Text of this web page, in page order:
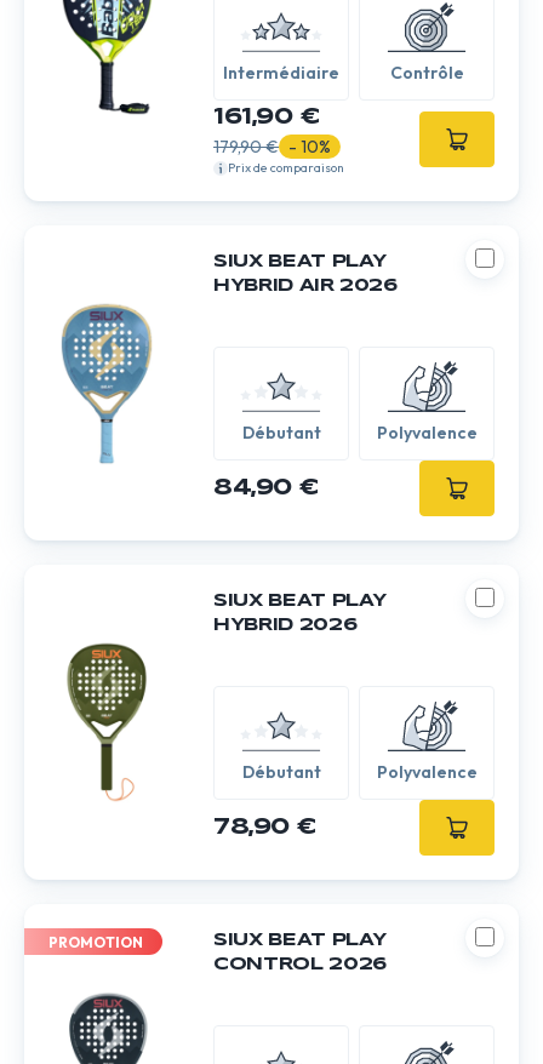
Intermédiaire Contrôle
161,90 €
179,90 € - 10%
Prix de comparaison
SIUX BEAT PLAY
HYBRID AIR 2026
Débutant Polyvalence
84,90 €
SIUX BEAT PLAY
HYBRID 2026
Débutant Polyvalence
78,90 €
PROMOTION
SIUX BEAT PLAY
CONTROL 2026